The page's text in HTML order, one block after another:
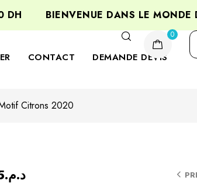
BIENVENUE DANS LE MONDE
CONTACT DEMANDE DEVIS
0
Citrons 2020
د.م.